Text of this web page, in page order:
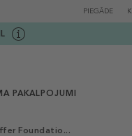
PIEGĀDE
PAKALPOJUMI
Foundatio...